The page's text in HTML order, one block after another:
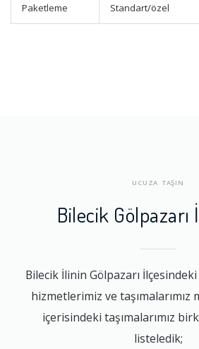
Paketleme Standart/özel
UCUZA TAŞIN
Bilecik Gölpazarı
Bilecik İlinin Gölpazarı
hizmetlerimiz ve taşımalarımız
içerisindeki taşımalarımız
listeledik;